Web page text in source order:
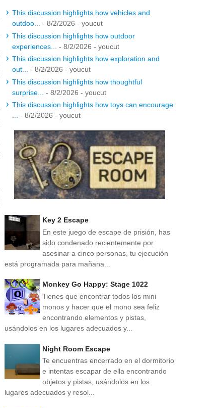
This discussion highlights how vehicles and
outdoo...
- 8/2/2026 - youcut
This discussion highlights how outdoor
experiences...
- 8/2/2026 - youcut
This discussion highlights how exploration and
out...
- 8/2/2026 - youcut
This discussion highlights how thoughtful
surprise...
- 8/2/2026 - youcut
This discussion highlights how toys can encourage
- 8/2/2026 - youcut
Key 2 Escape
En este juego de escape de prisión, has
sido condenado recientemente por
asesinar a cinco personas, tu ejecución
está programada para mañana...
Monkey Go Happy: Stage 1022
Tienes que encontrar todos los mini
monos y hacer que el mono sea feliz
encontrando elementos y pistas,
usándolos en los lugares adecuados y...
Night Room Escape
Te encuentras encerrado en el dormitorio
e intentas escapar de ella encontrando
objetos y pistas, usándolos en los
lugares adecuados y resol...